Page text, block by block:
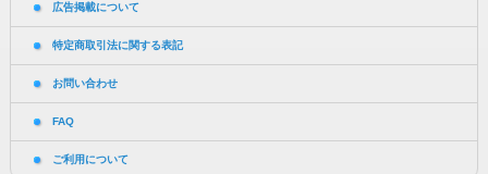
広告掲載について
特定商取引法に関する表記
お問い合わせ
FAQ
ご利用について